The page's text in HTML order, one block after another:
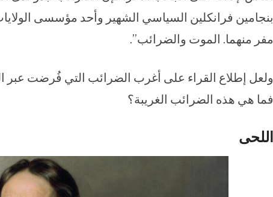
بنجامين فرانكلين السياسي الشهير وأحد مؤسسى
مفر منهما. الموت والضرائب”.
ولعل إطلاع القراء على أغرب الضرائب التي فُرضت عبر
فما هي هذه الضرائب الغريبة؟
اللحى